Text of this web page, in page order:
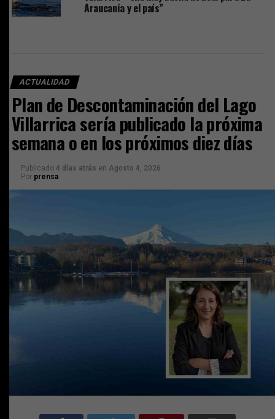
Araucanía y el país”
ACTUALIDAD
Plan de Descontaminación del Lago
Villarrica sería publicado la próxima
semana o en los próximos diez días
Publicado 4 días atrás en Agosto 4, 2026
Por prensa